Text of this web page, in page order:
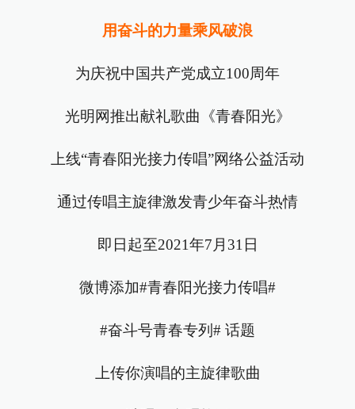
用奋斗的力量乘风破浪
为庆祝中国共产党成立100周年
光明网推出献礼歌曲《青春阳光》
上线“青春阳光接力传唱”网络公益活动
通过传唱主旋律激发青少年奋斗热情
即日起至2021年7月31日
微博添加#青春阳光接力传唱#
#奋斗号青春专列# 话题
上传你演唱的主旋律歌曲